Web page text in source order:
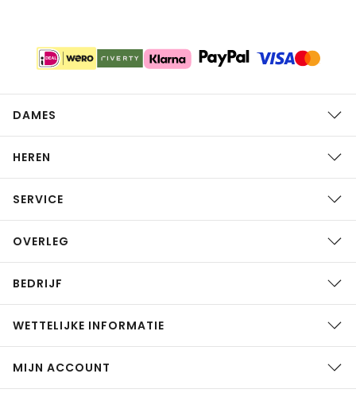
DAMES
HEREN
SERVICE
OVERLEG
BEDRIJF
WETTELIJKE INFORMATIE
MIJN ACCOUNT